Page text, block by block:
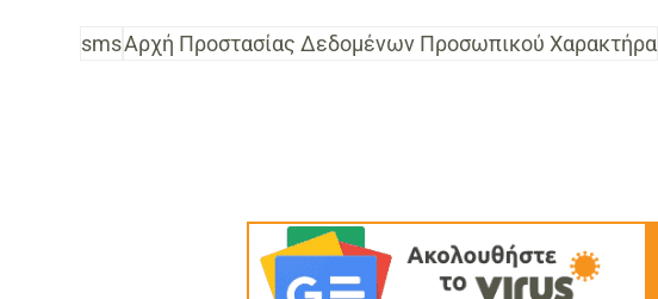
smsΑρχή Προστασίας Δεδομένων Προσωπικού Χαρακτήρα